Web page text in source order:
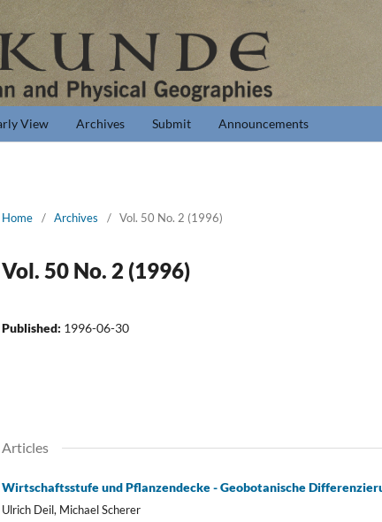
View Archives Submit Announcements
Home / Archives / Vol. 50 No. 2 (1996)
Vol. 50 No. 2 (1996)
Published: 1996-06-30
Articles
Wirtschaftsstufe und Pflanzendecke - Geobotanische
Ulrich Deil, Michael Scherer